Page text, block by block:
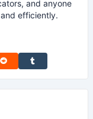
and anyone
efficiently.
LinkedIn
Share on RedditShare on Tumblr